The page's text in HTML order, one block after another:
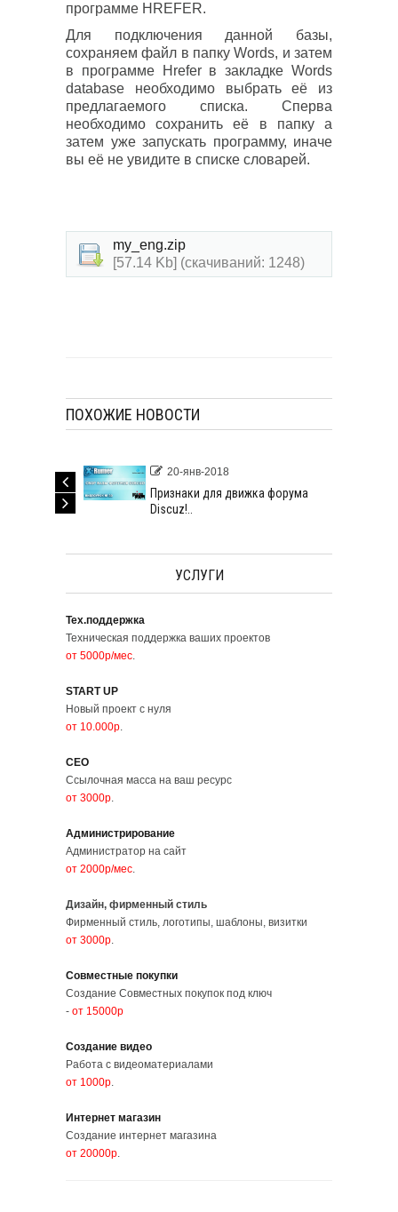
программе HREFER.
Для подключения данной базы,
сохраняем файл в папку Words, и затем
в программе Hrefer в закладке Words
database необходимо выбрать её из
предлагаемого списка. Сперва
необходимо сохранить её в папку а
затем уже запускать программу, иначе
вы её не увидите в списке словарей.
my_eng.zip
[57.14 Kb] (cкачиваний: 1248)
ПОХОЖИЕ НОВОСТИ
20-янв-2018
Признаки для движка форума
Discuz!..
УСЛУГИ
Тех.поддержка
Техническая поддержка ваших проектов
от 5000р/мес.
START UP
Новый проект с нуля
от 10.000р.
СЕО
Ссылочная масса на ваш ресурс
от 3000р.
Администрирование
Администратор на сайт
от 2000р/мес.
Дизайн, фирменный стиль
Фирменный стиль, логотипы, шаблоны, визитки
от 3000р.
Совместные покупки
Создание Совместных покупок под ключ
- от 15000р
Создание видео
Работа с видеоматериалами
от 1000р.
Интернет магазин
Создание интернет магазина
от 20000р.